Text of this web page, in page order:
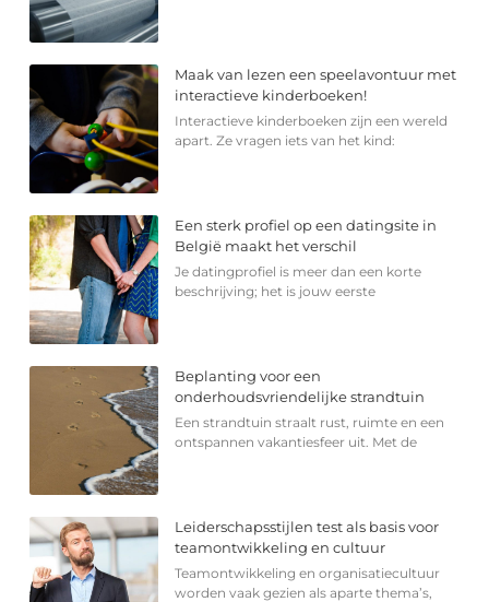
Maak van lezen een speelavontuur met
interactieve kinderboeken!
Interactieve kinderboeken zijn een wereld
apart. Ze vragen iets van het kind:
Een sterk profiel op een datingsite in
België maakt het verschil
Je datingprofiel is meer dan een korte
beschrijving; het is jouw eerste
Beplanting voor een
onderhoudsvriendelijke strandtuin
Een strandtuin straalt rust, ruimte en een
ontspannen vakantiesfeer uit. Met de
Leiderschapsstijlen test als basis voor
teamontwikkeling en cultuur
Teamontwikkeling en organisatiecultuur
worden vaak gezien als aparte thema’s,